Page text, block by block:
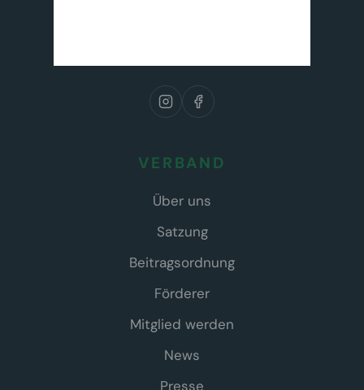
VERBAND
Über uns
Satzung
Beitragsordnung
Förderer
Mitglied werden
News
Presse